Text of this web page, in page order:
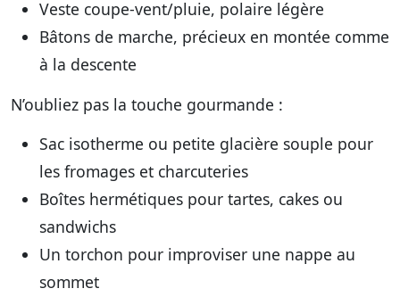
Veste coupe-vent/pluie, polaire légère
Bâtons de marche, précieux en montée comme
à la descente
N’oubliez pas la touche gourmande :
Sac isotherme ou petite glacière souple pour
les fromages et charcuteries
Boîtes hermétiques pour tartes, cakes ou
sandwichs
Un torchon pour improviser une nappe au
sommet